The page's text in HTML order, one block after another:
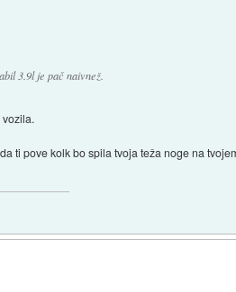
3.9l je pač naivnež.
ti pove kolk bo spila tvoja teža noge na